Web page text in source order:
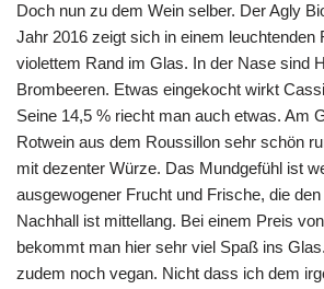
Doch nun zu dem Wein selber. Der Agly
Jahr 2016 zeigt sich in einem leuchtenden
violettem Rand im Glas. In der Nase sind
Brombeeren. Etwas eingekocht wirkt
Seine 14,5 % riecht man auch etwas. Am
Rotwein aus dem Roussillon sehr schön
mit dezenter Würze. Das Mundgefühl ist
ausgewogener Frucht und Frische, die
Nachhall ist mittellang. Bei einem Preis
bekommt man hier sehr viel Spaß ins
zudem noch vegan. Nicht dass ich dem